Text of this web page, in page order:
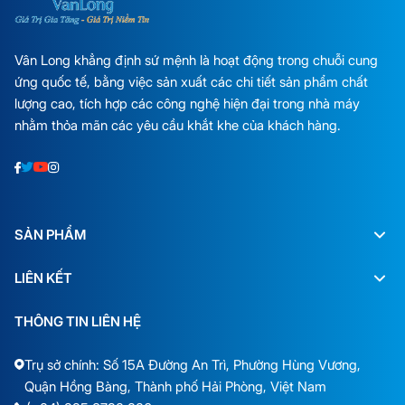
Vân Long khẳng định sứ mệnh là hoạt động trong chuỗi cung
ứng quốc tế, bằng việc sản xuất các chi tiết sản phẩm chất
lượng cao, tích hợp các công nghệ hiện đại trong nhà máy
nhằm thỏa mãn các yêu cầu khắt khe của khách hàng.
SẢN PHẨM
LIÊN KẾT
THÔNG TIN LIÊN HỆ
Trụ sở chính: Số 15A Đường An Trì, Phường Hùng Vương,
Quận Hồng Bàng, Thành phố Hải Phòng, Việt Nam